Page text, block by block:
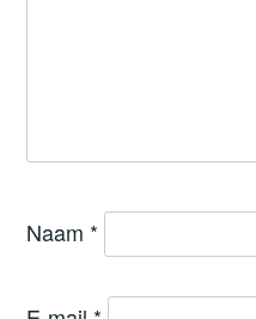
Naam *